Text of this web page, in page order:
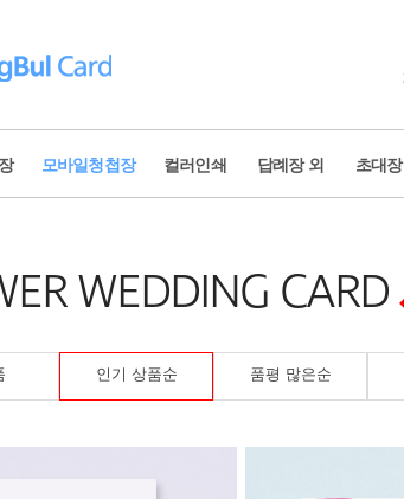
모바일청첩장 컬러인쇄 답례장 외 초대장
WEDDING CARD
인기 상품순 품평 많은순
모바일 청첩장
식전영상
식중영상
장
인쇄